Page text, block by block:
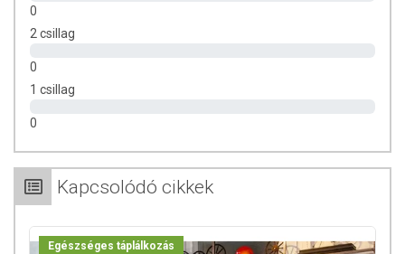
0
2 csillag
0
1 csillag
0
Kapcsolódó cikkek
Egészséges táplálkozás